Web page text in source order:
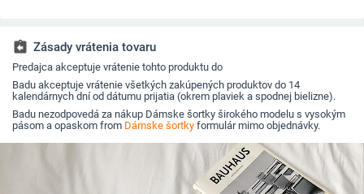
assignment_return Zásady vrátenia tovaru
Predajca akceptuje vrátenie tohto produktu do
Badu akceptuje vrátenie všetkých zakúpených produktov do 14
kalendárnych dní od dátumu prijatia (okrem plaviek a spodnej bielizne).
Badu nezodpovedá za nákup Dámske šortky širokého modelu s vysokým
pásom a opaskom from Dámske šortky formulár mimo objednávky.